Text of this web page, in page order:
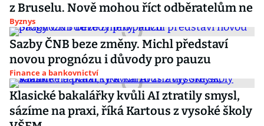
z Bruselu. Nově mohou říct odběratelům ne
Byznys
Sazby ČNB beze změny. Michl představí
novou prognózu i důvody pro pauzu
Finance a bankovnictví
Klasické bakalářky kvůli AI ztratily smysl,
sázíme na praxi, říká Kartous z vysoké školy